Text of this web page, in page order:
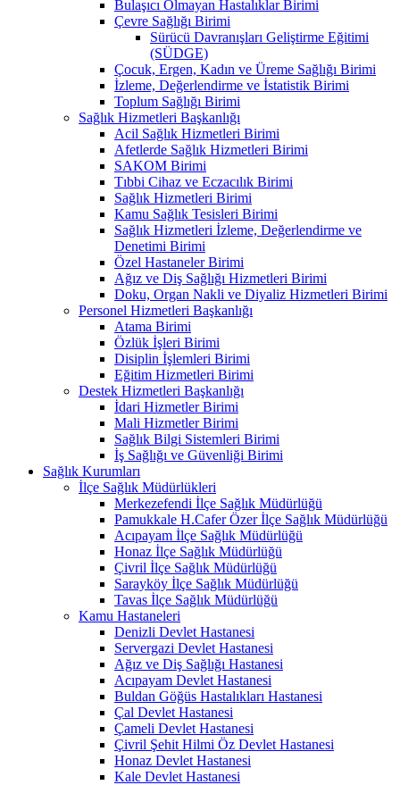
Bulaşıcı Olmayan Hastalıklar Birimi
Çevre Sağlığı Birimi
Sürücü Davranışları Geliştirme Eğitimi
(SÜDGE)
Çocuk, Ergen, Kadın ve Üreme Sağlığı Birimi
İzleme, Değerlendirme ve İstatistik Birimi
Toplum Sağlığı Birimi
Sağlık Hizmetleri Başkanlığı
Acil Sağlık Hizmetleri Birimi
Afetlerde Sağlık Hizmetleri Birimi
SAKOM Birimi
Tıbbi Cihaz ve Eczacılık Birimi
Sağlık Hizmetleri Birimi
Kamu Sağlık Tesisleri Birimi
Sağlık Hizmetleri İzleme, Değerlendirme ve
Denetimi Birimi
Özel Hastaneler Birimi
Ağız ve Diş Sağlığı Hizmetleri Birimi
Doku, Organ Nakli ve Diyaliz Hizmetleri Birimi
Personel Hizmetleri Başkanlığı
Atama Birimi
Özlük İşleri Birimi
Disiplin İşlemleri Birimi
Eğitim Hizmetleri Birimi
Destek Hizmetleri Başkanlığı
İdari Hizmetler Birimi
Mali Hizmetler Birimi
Sağlık Bilgi Sistemleri Birimi
İş Sağlığı ve Güvenliği Birimi
Sağlık Kurumları
İlçe Sağlık Müdürlükleri
Merkezefendi İlçe Sağlık Müdürlüğü
Pamukkale H.Cafer Özer İlçe Sağlık Müdürlüğü
Acıpayam İlçe Sağlık Müdürlüğü
Honaz İlçe Sağlık Müdürlüğü
Çivril İlçe Sağlık Müdürlüğü
Sarayköy İlçe Sağlık Müdürlüğü
Tavas İlçe Sağlık Müdürlüğü
Kamu Hastaneleri
Denizli Devlet Hastanesi
Servergazi Devlet Hastanesi
Ağız ve Diş Sağlığı Hastanesi
Acıpayam Devlet Hastanesi
Buldan Göğüs Hastalıkları Hastanesi
Çal Devlet Hastanesi
Çameli Devlet Hastanesi
Çivril Şehit Hilmi Öz Devlet Hastanesi
Honaz Devlet Hastanesi
Kale Devlet Hastanesi